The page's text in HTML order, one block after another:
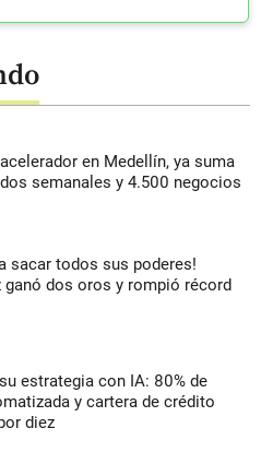
en Medellín, ya suma
semanales y 4.500 negocios
sacar todos sus poderes!
ganó dos oros y rompió récord
estrategia con IA: 80% de
y cartera de crédito
diez